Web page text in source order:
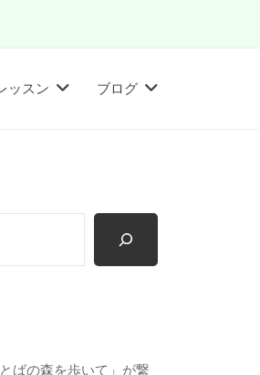
ッスン ブログ
とばの森を歩いて」が繋